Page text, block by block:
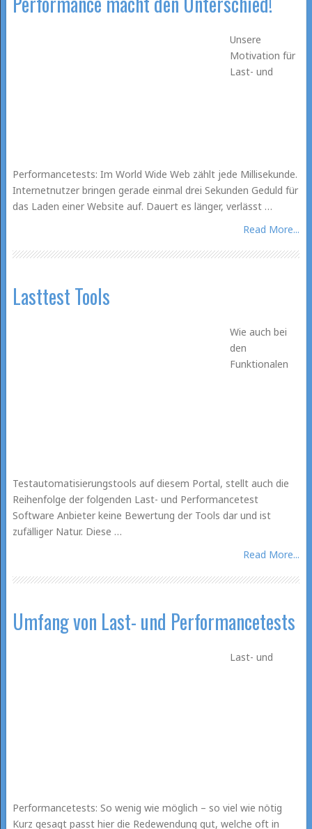
Unsere
Motivation für
Last- und
Performancetests: Im World Wide Web zählt jede Millisekunde.
Internetnutzer bringen gerade einmal drei Sekunden Geduld für
das Laden einer Website auf. Dauert es länger, verlässt …
Read More...
Lasttest Tools
Wie auch bei
den
Funktionalen
Testautomatisierungstools auf diesem Portal, stellt auch die
Reihenfolge der folgenden Last- und Performancetest
Software Anbieter keine Bewertung der Tools dar und ist
zufälliger Natur. Diese …
Read More...
Umfang von Last- und Performancetests
Last- und
Performancetests: So wenig wie möglich – so viel wie nötig
Kurz gesagt passt hier die Redewendung gut, welche oft in